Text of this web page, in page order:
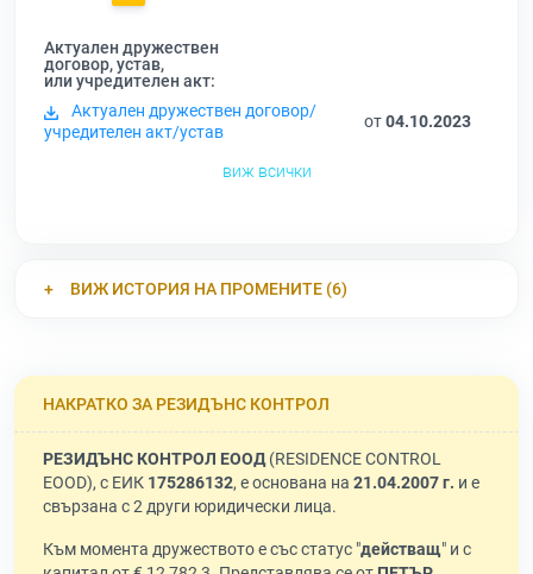
Актуален дружествен
договор, устав,
или учредителен акт:
Актуален дружествен договор/
учредителен акт/устав
от04.10.2023
виж всички
ВИЖ ИСТОРИЯ НА ПРОМЕНИТЕ (6)
НАКРАТКО ЗА РЕЗИДЪНС КОНТРОЛ
РЕЗИДЪНС КОНТРОЛ ЕООД(RESIDENCE CONTROL
EOOD), с ЕИК 175286132, е основана на 21.04.2007 г. и е
свързана с 2 други юридически лица.
Към момента дружеството е със статус "действащ" и с